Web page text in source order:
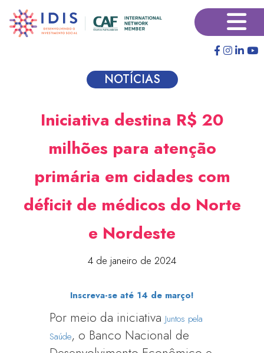
para
×
NOTÍCIAS
Iniciativa destina R$ 20
milhões para atenção
primária em cidades com
déficit de médicos do Norte
e Nordeste
4 de janeiro de 2024
Inscreva-se até 14 de março!
Por meio da iniciativaJuntos pela
Saúde, o Banco Nacional de